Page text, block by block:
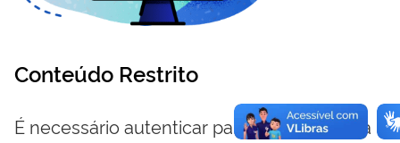
Conteúdo Restrito
É necessário autenticar para visualizar essa